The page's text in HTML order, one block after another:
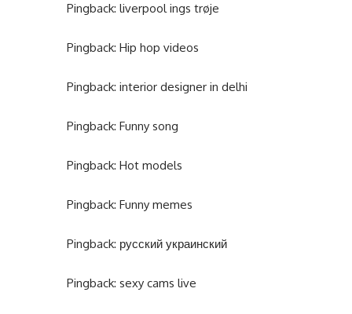
Pingback: liverpool ings trøje
Pingback: Hip hop videos
Pingback: interior designer in delhi
Pingback: Funny song
Pingback: Hot models
Pingback: Funny memes
Pingback: русский украинский
Pingback: sexy cams live